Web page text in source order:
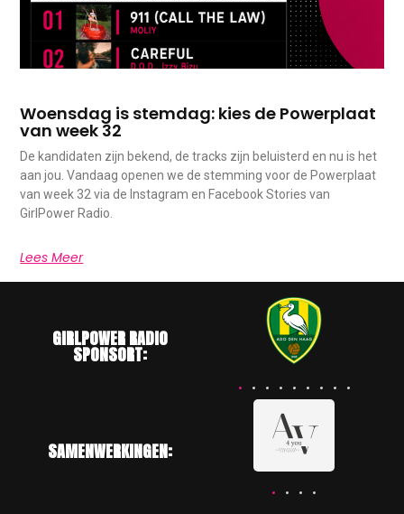
Woensdag is stemdag: kies de Powerplaat
van week 32
De kandidaten zijn bekend, de tracks zijn beluisterd en nu is het
aan jou. Vandaag openen we de stemming voor de Powerplaat
van week 32 via de Instagram en Facebook Stories van
GirlPower Radio.
Lees Meer
GIRLPOWER RADIO
SPONSORT:
SAMENWERKINGEN: